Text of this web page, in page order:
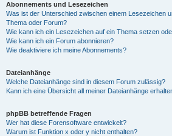
Abonnements und Lesezeichen
Was ist der Unterschied zwischen einem Lesezeichen
Thema oder Forum?
Wie kann ich ein Lesezeichen auf ein Thema setzen
Wie kann ich ein Forum abonnieren?
Wie deaktiviere ich meine Abonnements?
Dateianhänge
Welche Dateianhänge sind in diesem Forum zulässig?
Kann ich eine Übersicht all meiner Dateianhänge
phpBB betreffende Fragen
Wer hat diese Forensoftware entwickelt?
Warum ist Funktion x oder y nicht enthalten?